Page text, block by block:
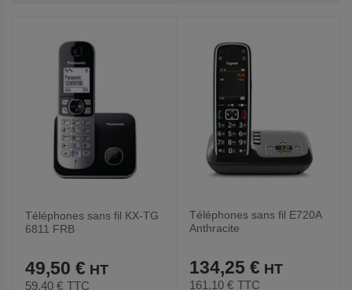
FAVORIS
Téléphones sans fil KX-TG
6811 FRB
49,50 €
59,40 € TTC
Téléphones sans fil E720A
Anthracite
134,25 €
161,10 € TTC